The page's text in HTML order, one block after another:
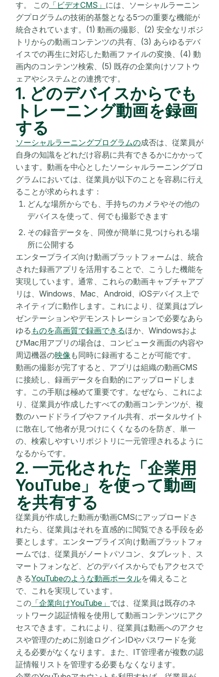
す。 この 「ビデオCMS」 には、ソーシャルラーニン
グプログラムの技術的基盤となる5つの重要な機能が
統合されています。(1) 動画の撮影、(2) 安全なリポジ
トリからの動画コンテンツの共有、(3) あらゆるデバ
イスでの再生に対応した動画ファイルの変換、(4) 動
画内のコンテンツ検索、(5) 既存の企業向けソフトウ
ェアやシステムとの連携です。
1. どのデバイスからでも
トレーニング動画を録画
する
ソーシャルラーニングプログラムの成否は、従業員が
自身の知識をどれだけ容易に共有できるかにかかって
います。動画を中心としたソーシャルラーニングプロ
グラムにおいては、従業員が以下のことを容易に行え
ることが求められます：
どんな場所からでも、手持ちのカメラやその他の
デバイスを使って、何でも撮影できます
その録音データを、同僚が簡単に見つけられる場
所に公開する
エンタープライズ向け動画プラットフォームは、統合
された録画アプリを活用することで、こうした機能を
実現しています。通常、これらの動画キャプチャアプ
リは、Windows、Mac、Android、iOSデバイス上で
ネイティブに動作します。これにより、従業員はプレ
ゼンテーションやデモンストレーションで必要なあら
ゆる ものを高画質で録画できるほか、Windowsおよ
びMac用アプリの場合は、コンピュータ画面の内容や
周辺機器の映像 も同時に録画することが可能です。
動画の撮影が完了すると、アプリは組織の動画CMS
に接続し、録画データを自動的にアップロードしま
す。この手順は極めて重要です。なぜなら、これによ
り、従業員が作成したすべての動画コンテンツが、複
数のハードドライブやファイル共有、ポータルサイト
に散在して他者が見つけにくくなるのを防ぎ、単一
の、検索しやすいリポジトリに一元管理されるように
なるからです。
2. 一元化された「企業用
YouTube」を使って動画
を共有する
従業員が作成した動画が動画CMSにアップロードさ
れたら、従業員はそれを直感的に閲覧できる手段を必
要とします。エンタープライズ向け動画プラットフォ
ームでは、従業員がノートパソコン、タブレット、ス
マートフォンなど、どのデバイスからでもアクセスで
きるYouTubeのような動画ポータルを備えること
で、これを実現しています。
この 「企業向けYouTube」 では、従業員は既存のネ
ットワーク認証情報を使用して動画コンテンツにアク
セスできます。これにより、従業員は動画へのアクセ
スや管理のために別途ログインIDやパスワードを覚
える必要がなくなります。また、IT管理者が複数の認
証情報リストを管理する必要もなくなります。